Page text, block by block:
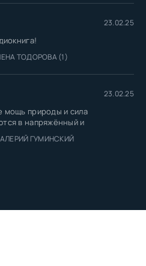
23.02.25
ТОДОРОВА (1)
23.02.25
мощь природы и сила
в напряжённый и
ГУМИНСКИЙ